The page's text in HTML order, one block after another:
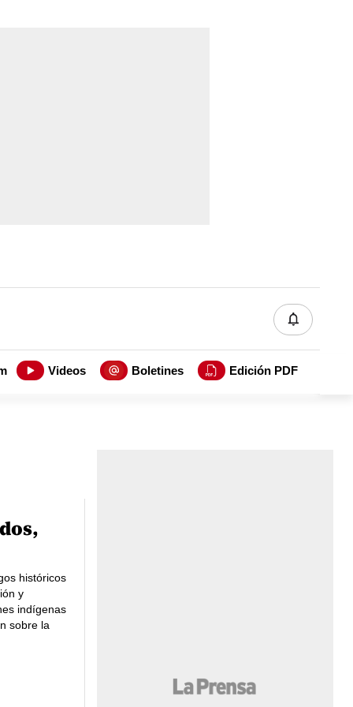
Videos Boletines Edición PDF
históricos
y
indígenas
sobre la